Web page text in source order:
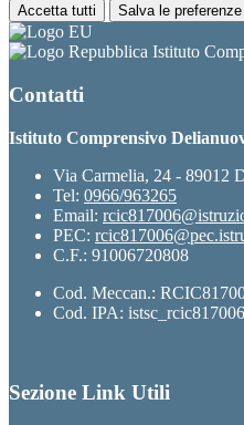
Accetta tutti Salva le preferenze
Istituto
Contatti
Istituto Comprensivo
Via Carmelia, 24 - 89012
Tel: 0966/963265
Email:
PEC:
C.F.: 91006720808
Cod. Meccan.:
Cod. IPA: istsc_rcic817006
Sezione Link Utili